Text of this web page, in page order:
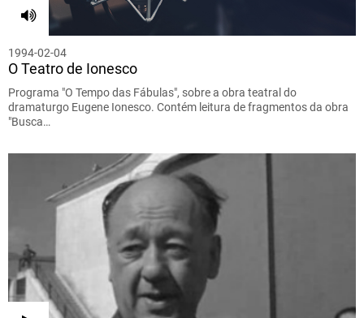
1994-02-04
O Teatro de Ionesco
Programa "O Tempo das Fábulas", sobre a obra teatral do
dramaturgo Eugene Ionesco. Contém leitura de fragmentos da obra
"Busca…